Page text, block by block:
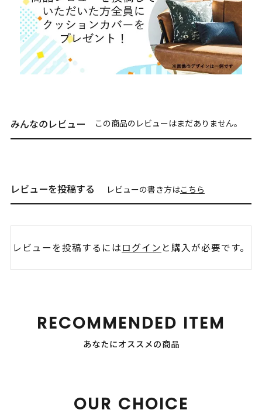
みんなのレビュー この商品のレビューはまだありません。
レビューを投稿する レビューの書き方はこちら
レビューを投稿するにはログイン と購入が必要です。
RECOMMENDED ITEM
あなたにオススメの商品
OUR CHOICE